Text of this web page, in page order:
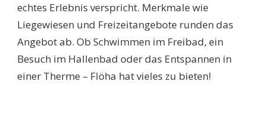
echtes Erlebnis verspricht. Merkmale wie
Liegewiesen und Freizeitangebote runden das
Angebot ab. Ob Schwimmen im Freibad, ein
Besuch im Hallenbad oder das Entspannen in
einer Therme – Flöha hat vieles zu bieten!